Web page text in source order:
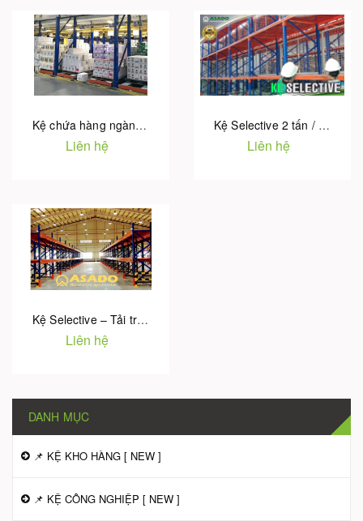
Kệ chứa hàng ngành y tế dược phẩm | Giải pháp kho hàng
Liên hệ
Kệ Selective 2 tấn / tầng – Giải pháp lưu trữ hàng hóa tối ưu cho kho công nghiệp
Liên hệ
Kệ Selective – Tải trọng 5 tấn / tầng | Giải pháp lưu trữ kho hàng hiệu quả 2025
Liên hệ
DANH MỤC
📌 KỆ KHO HÀNG [ NEW ]
📌 KỆ CÔNG NGHIỆP [ NEW ]